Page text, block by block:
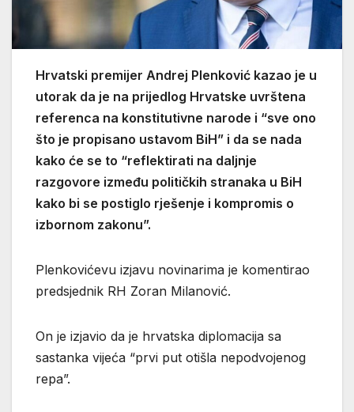
Hrvatski premijer Andrej Plenković kazao je u
utorak da je na prijedlog Hrvatske uvrštena
referenca na konstitutivne narode i “sve ono
što je propisano ustavom BiH” i da se nada
kako će se to “reflektirati na daljnje
razgovore između političkih stranaka u BiH
kako bi se postiglo rješenje i kompromis o
izbornom zakonu”.
Plenkovićevu izjavu novinarima je komentirao
predsjednik RH Zoran Milanović.
On je izjavio da je hrvatska diplomacija sa
sastanka vijeća “prvi put otišla nepodvojenog
repa”.